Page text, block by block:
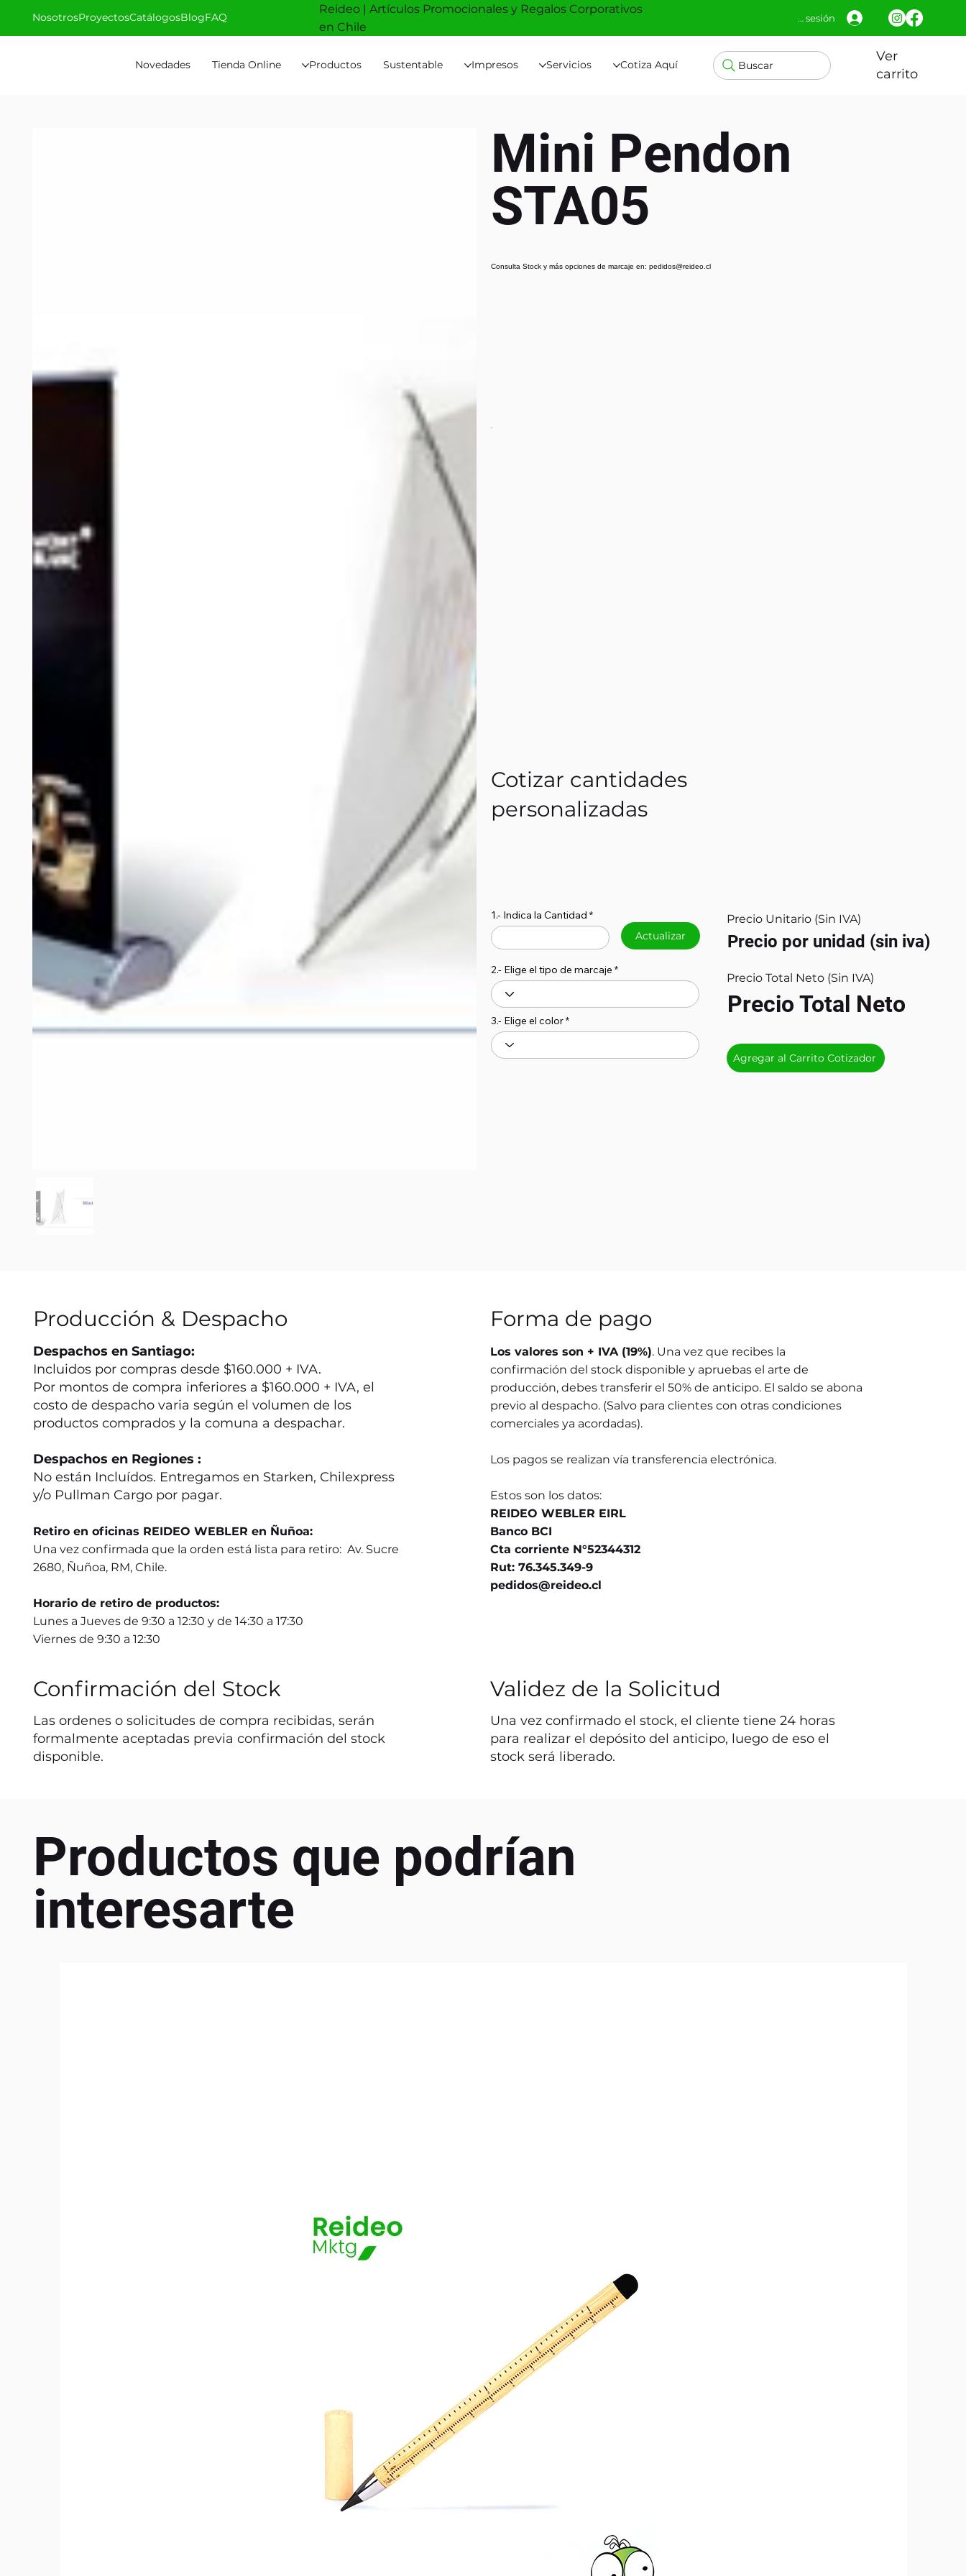
Novedades Tienda Online Productos Sustentable Impresos Servicios Cotiza Aquí Buscar
Ver
carrito
NosotrosProyectosCatálogosBlogFAQ
Reideo | Artículos Promocionales y Regalos Corporativos
en Chile
Iniciar sesión
Mini Pendon
STA05
Consulta Stock y más opciones de marcaje en: pedidos@reideo.cl
Cotizar cantidades
personalizadas
1.- Indica la Cantidad
Actualizar
2.- Elige el tipo de marcaje
3.- Elige el color
Precio Unitario (Sin IVA)
Precio por unidad (sin iva)
Precio Total Neto (Sin IVA)
Precio Total Neto
Agregar al Carrito Cotizador
Producción & Despacho
Despachos en Santiago:
Incluidos por compras desde $160.000 + IVA.
Por montos de compra inferiores a $160.000 + IVA, el
costo de despacho varia según el volumen de los
productos comprados y la comuna a despachar.
Despachos en Regiones :
No están Incluídos. Entregamos en Starken, Chilexpress
y/o Pullman Cargo por pagar.
Retiro en oficinas REIDEO WEBLER en Ñuñoa:
Una vez confirmada que la orden está lista para retiro: Av. Sucre
2680, Ñuñoa, RM, Chile.
Horario de retiro de productos:
Lunes a Jueves de 9:30 a 12:30 y de 14:30 a 17:30
Viernes de 9:30 a 12:30
Forma de pago
Los valores son + IVA (19%). Una vez que recibes la
confirmación del stock disponible y apruebas el arte de
producción, debes transferir el 50% de anticipo. El saldo se abona
previo al despacho. (Salvo para clientes con otras condiciones
comerciales ya acordadas).
Los pagos se realizan vía transferencia electrónica.
Estos son los datos:
REIDEO WEBLER EIRL
Banco BCI
Cta corriente N°52344312
Rut: 76.345.349-9
pedidos@reideo.cl
Confirmación del Stock
Las ordenes o solicitudes de compra recibidas, serán
formalmente aceptadas previa confirmación del stock
disponible.
Validez de la Solicitud
Una vez confirmado el stock, el cliente tiene 24 horas
para realizar el depósito del anticipo, luego de eso el
stock será liberado.
Productos que podrían
interesarte